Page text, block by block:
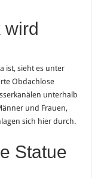
ist, sieht es unter
Obdachlose
unterhalb
und Frauen,
sich hier durch.
Statue